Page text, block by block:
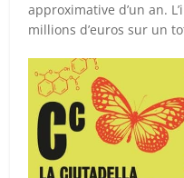
approximative d’un an.
millions d’euros sur un